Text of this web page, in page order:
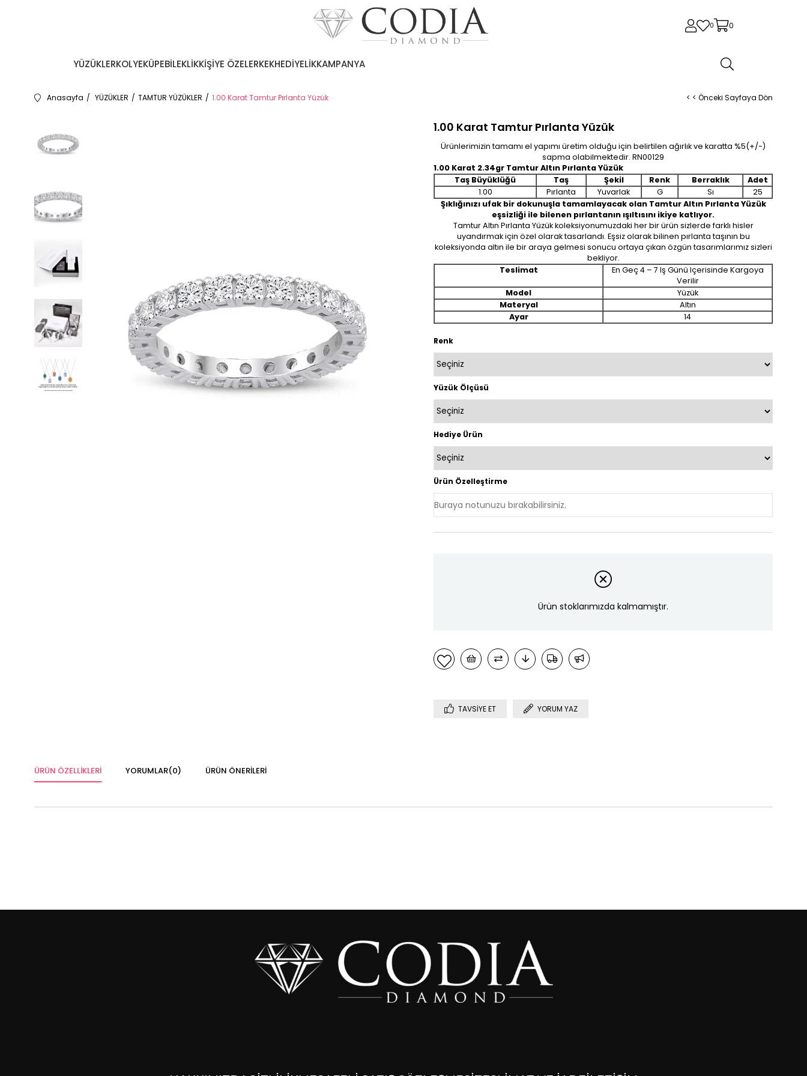
0 0
YÜZÜKLERKOLYEKÜPEBİLEKLİKKİŞİYE ÖZELERKEKHEDİYELİKKAMPANYA
Anasayfa YÜZÜKLER TAMTUR YÜZÜKLER 1.00 Karat Tamtur Pırlanta Yüzük < < Önceki Sayfaya Dön
1.00 Karat Tamtur Pırlanta Yüzük
Ürünlerimizin tamamı el yapımı üretim olduğu için belirtilen ağırlık ve karatta %5(+/-)
sapma olabilmektedir. RN00129
1.00 Karat 2.34gr Tamtur Altın Pırlanta Yüzük
Taş Büyüklüğü
Taş Şekil Renk Berraklık
Adet
1.00
Pırlanta Yuvarlak G Sı
25
Şıklığınızı ufak bir dokunuşla tamamlayacak olan Tamtur Altın Pırlanta Yüzük
eşsizliği ile bilenen pırlantanın ışıltısını ikiye katlıyor.
Tamtur Altın Pırlanta Yüzük koleksiyonumuzdaki her bir ürün sizlerde farklı hisler
uyandırmak için özel olarak tasarlandı. Eşsiz olarak bilinen pırlanta taşının bu
koleksiyonda altın ile bir araya gelmesi sonucu ortaya çıkan özgün tasarımlarımız sizleri
bekliyor.
Teslimat
En Geç 4 – 7 Iş Günü Içerisinde Kargoya
Verilir
Model
Yüzük
Materyal
Altın
Ayar
14
Renk
Yüzük Ölçüsü
Hediye Ürün
Ürün Özelleştirme
Ürün stoklarımızda kalmamıştır.
TAVSIYE ET YORUM YAZ
ÜRÜN ÖZELLIKLERI YORUMLAR(0) ÜRÜN ÖNERILERI